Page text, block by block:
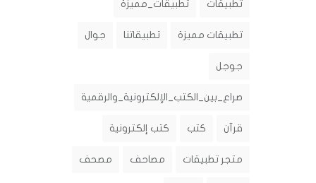
تطبيقات تطبيقات_مميزة
تطبيقات مميزة تطبيقاتنا جوال
جوجل
صراع_بين_الكتب_الإلكترونية_والرقمية
قرآن كتب كتب إلكترونية
متجر تطبيقات مصاحف مصحف